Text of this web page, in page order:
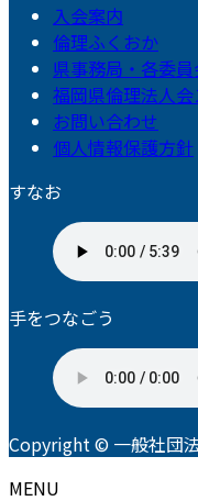
入会案内
倫理ふくおか
県事務局・各委
福岡県倫理法人
お問い合わせ
個人情報保護方針
すなお
手をつなごう
Copyright © 一般社団
MENU